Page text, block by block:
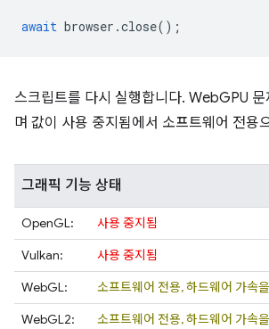
await browser .close();
스크립트를 다시 실행합니다. WebGPU
며 값이 사용 중지됨에서 소프트웨어 전용
그래픽 기능 상태
OpenGL:
사용 중지됨
Vulkan:
사용 중지됨
WebGL:
소프트웨어 전용, 하드웨어 가속
WebGL2:
소프트웨어 전용, 하드웨어 가속